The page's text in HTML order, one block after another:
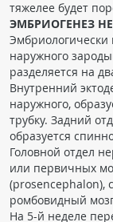
тяжелее будет
ЭМБРИОГЕНЕЗ
Эмбриологически
наружного
разделяется на
Внутренний
наружного,
трубку. Задний
образуется
Головной отдел
или первичных
(prosencephalon),
ромбовидный
На 5-й неделе